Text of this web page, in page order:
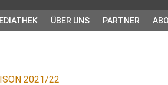
ÜBER UNS PARTNER
2021/22